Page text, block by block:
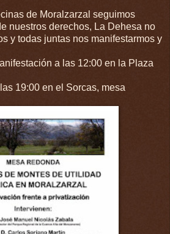
de Moralzarzal seguimos
nuestros derechos, La Dehesa no
y todas juntas nos manifestarmos y
a las 12:00 en la Plaza
19:00 en el Sorcas, mesa